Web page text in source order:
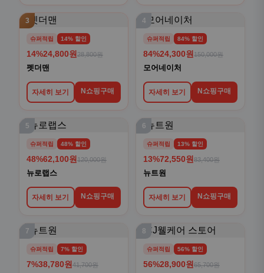
3
슈퍼적립 14% 할인
14%24,800원 28,800원
펫더맨
자세히 보기 N쇼핑구매
4
슈퍼적립 84% 할인
84%24,300원 150,000원
모어네이처
자세히 보기 N쇼핑구매
5
슈퍼적립 48% 할인
48%62,100원 120,000원
뉴로랩스
자세히 보기 N쇼핑구매
6
슈퍼적립 13% 할인
13%72,550원 83,400원
뉴트원
자세히 보기 N쇼핑구매
7
슈퍼적립 7% 할인
7%38,780원 41,700원
8
슈퍼적립 56% 할인
56%28,900원 65,700원